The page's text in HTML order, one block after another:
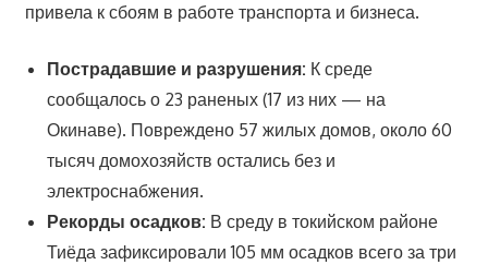
привела к сбоям в работе транспорта и бизнеса.
Пострадавшие и разрушения: К среде
сообщалось о 23 раненых (17 из них — на
Окинаве). Повреждено 57 жилых домов, около 60
тысяч домохозяйств остались без и
электроснабжения.
Рекорды осадков: В среду в токийском районе
Тиёда зафиксировали 105 мм осадков всего за три